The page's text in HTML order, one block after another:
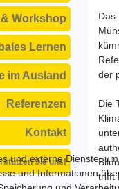
Workshop
Lernen
im Ausland
Referenzen
Kontakt
Sie uns!
Das
der
Die
trifft
und externe Dienste,
und Informationen